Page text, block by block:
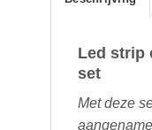
Led strip
set
Met deze